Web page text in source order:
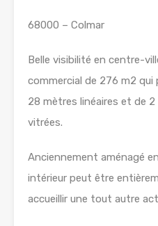
68000 – Colmar
Belle visibilité en centre-
commercial de 276 m2
28 mètres linéaires et de
vitrées.
Anciennement aménagé
intérieur peut être
accueillir une tout autre